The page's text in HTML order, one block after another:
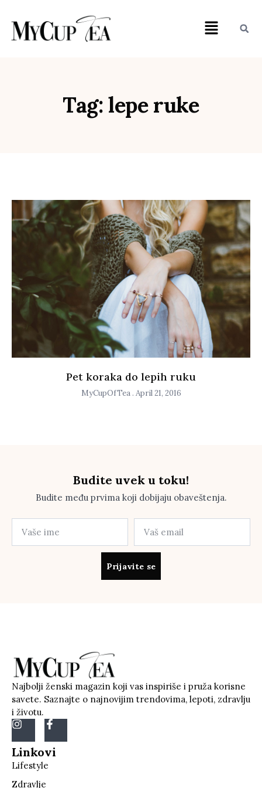
Tag: lepe ruke
Pet koraka do lepih ruku
MyCupOfTea April 21, 2016
Budite uvek u toku!
Budite među prvima koji dobijaju obaveštenja.
Prijavite se
Najbolji ženski magazin koji vas inspiriše i pruža korisne
savete. Saznajte o najnovijim trendovima, lepoti, zdravlju
i životu.
Linkovi
Lifestyle
Zdravlje